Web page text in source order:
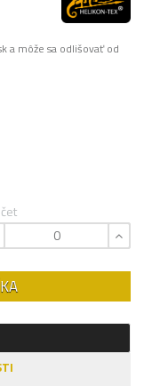
a môže sa odlišovať od